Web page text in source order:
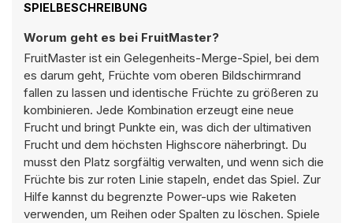
SPIELBESCHREIBUNG
Worum geht es bei FruitMaster?
FruitMaster ist ein Gelegenheits-Merge-Spiel, bei dem
es darum geht, Früchte vom oberen Bildschirmrand
fallen zu lassen und identische Früchte zu größeren zu
kombinieren. Jede Kombination erzeugt eine neue
Frucht und bringt Punkte ein, was dich der ultimativen
Frucht und dem höchsten Highscore näherbringt. Du
musst den Platz sorgfältig verwalten, und wenn sich die
Früchte bis zur roten Linie stapeln, endet das Spiel. Zur
Hilfe kannst du begrenzte Power-ups wie Raketen
verwenden, um Reihen oder Spalten zu löschen. Spiele